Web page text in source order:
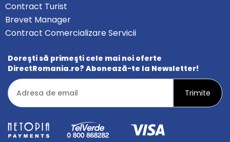
Contract Turist
Brevet Manager
Contract Comercializare Servicii
Doreşti să primeşti cele mai noi oferte
DirectRomania.ro? Abonează-te la Newsletter!